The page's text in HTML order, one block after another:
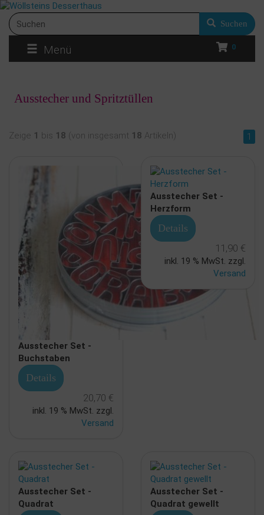
Suchen
Menü 0
Ausstecher und Spritztüllen
Zeige 1 bis 18 (von insgesamt 18 Artikeln) 1
Ausstecher Set -
Buchstaben
Details
20,70 €
inkl. 19 % MwSt. zzgl.
Versand
Ausstecher Set -
Herzform
Details
11,90 €
inkl. 19 % MwSt. zzgl.
Versand
Ausstecher Set -
Quadrat
Ausstecher Set -
Quadrat gewellt